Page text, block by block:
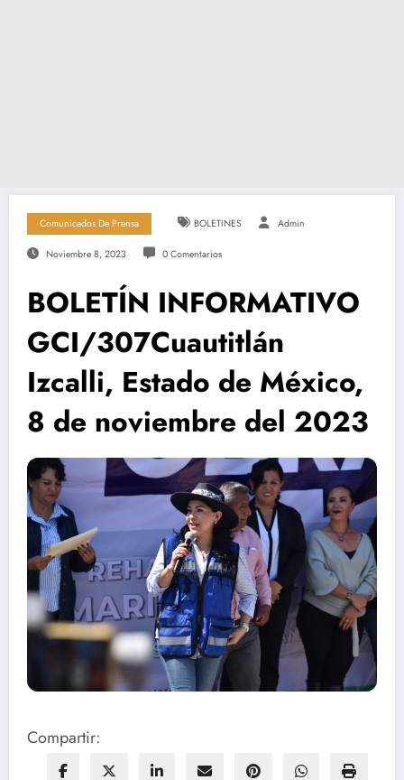
Comunicados De Prensa BOLETINES Admin
Noviembre 8, 2023 0 Comentarios
BOLETÍN INFORMATIVO
GCI/307Cuautitlán
Izcalli, Estado de México,
8 de noviembre del 2023
Compartir: